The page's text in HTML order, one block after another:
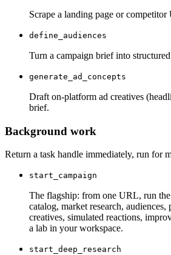
Scrape a landing page or
define_audiences
Turn a campaign brief into
generate_ad_concepts
Draft on-platform ad creatives
brief.
Background work
Return a task handle immediately, run for
start_campaign
The flagship: from one URL, run
catalog, market research, audiences,
creatives, simulated reactions,
a lab in your workspace.
start_deep_research